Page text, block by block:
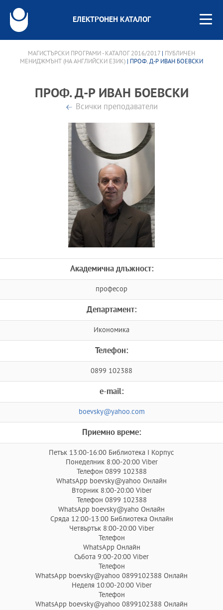
ЕЛЕКТРОНЕН КАТАЛОГ
МАГИСТЪРСКИ ПРОГРАМИ - КАТАЛОГ 2016/2017
ПУБЛИЧЕН
МЕНИДЖМЪНТ (НА АНГЛИЙСКИ ЕЗИК) | ПРОФ. Д-Р ИВАН БОЕВСКИ
ПРОФ. Д-Р ИВАН БОЕВСКИ
Всички преподаватели
Академична длъжност:
професор
Департамент:
Икономика
Телефон:
0899 102388
e-mail:
boevsky@yahoo.com
Приемно време:
Петък 13:00-16:00 Библиотека I Корпус
Понеделник 8:00-20:00 Viber
Телефон 0899 102388
WhatsApp boevsky@yahoo Онлайн
Вторник 8:00-20:00 Viber
Телефон 0899 102388
WhatsApp boevsky@yaho Онлайн
Сряда 12:00-13:00 Библиотека Онлайн
Четвъртък 8:00-20:00 Viber
Телефон
WhatsApp Онлайн
Събота 9:00-20:00 Viber
Телефон
WhatsApp boevsky@yahoo 0899102388 Онлайн
Неделя 10:00-20:00 Viber
Телефон
WhatsApp boevsky@yahoo 0899102388 Онлайн